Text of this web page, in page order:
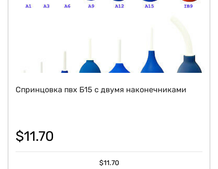
Спринцовка пвх Б15 с двумя наконечниками
$11.70
$11.70